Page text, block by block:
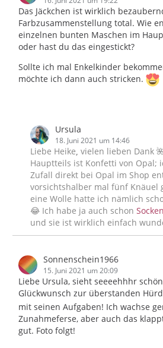
Das Jäckchen ist wirklich
Farbzusammenstellung total. Wie
einzelnen bunten Maschen im
oder hast du das eingestickt?
Sollte ich mal Enkelkinder
möchte ich dann auch stricken.
Ursula
18. Juni 2021 um 14:46
Liebe Heike, vielen lieben Dank
Hauptteils ist Konfetti von Opal;
Zufall direkt bei Opal im Shop
vorsichtshalber mal fünf Knäuel
eine Wolle hatte ich nämlich
😂 Ich habe ja auch schon Socken
und sie ist wirklich einfach
Sonnenschein1966
15. Juni 2021 um 20:09
Liebe Ursula, sieht seeeehhhr
Glückwunsch zur überstanden
mit seinen Aufgaben! Ich wachse
Zunahmeferse, aber auch das
gut. Foto folgt!